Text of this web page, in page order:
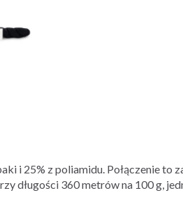
i 25% z poliamidu. Połączenie to
długości 360 metrów na 100 g,